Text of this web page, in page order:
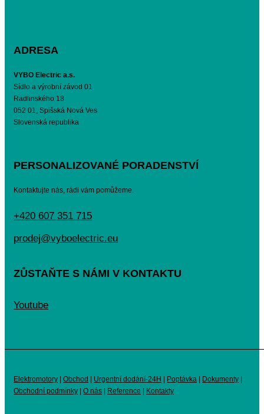
ADRESA
VYBO Electric a.s.
Sídlo a výrobní závod 01
Radlinského 18
052 01, Spišská Nová Ves
Slovenská republika
PERSONALIZOVANÉ PORADENSTVÍ
Kontaktujte nás, rádi vám pomůžeme.
+420 607 351 715
prodej@vyboelectric.eu
ZŮSTAŇTE S NÁMI V KONTAKTU
Youtube
Elektromotory Obchod Urgentní dodání-24H Poptávka Dokumenty
Obchodní podmínky
O nás Reference Kontakty